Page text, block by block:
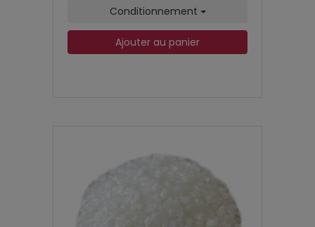
Conditionnement
Ajouter au panier